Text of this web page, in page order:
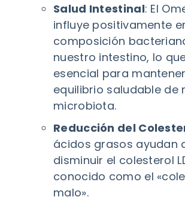
Salud Intestinal: El
influye positivamente
composición
nuestro intestino, lo
esencial para
equilibrio saludable de
microbiota.
Reducción del
ácidos grasos ayudan
disminuir el colesterol
conocido como el
malo».